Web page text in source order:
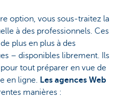
option, vous sous-traitez la
à des professionnels. Ces
plus en plus à des
– disponibles librement. Ils
tout préparer en vue de
en ligne. Les agences Web
manières :